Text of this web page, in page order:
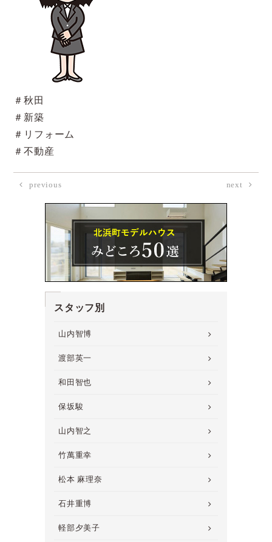
＃秋田
＃新築
＃リフォーム
＃不動産
previous next
スタッフ別
山内智博
渡部英一
和田智也
保坂駿
山内智之
竹萬重幸
松本 麻理奈
石井重博
軽部夕美子